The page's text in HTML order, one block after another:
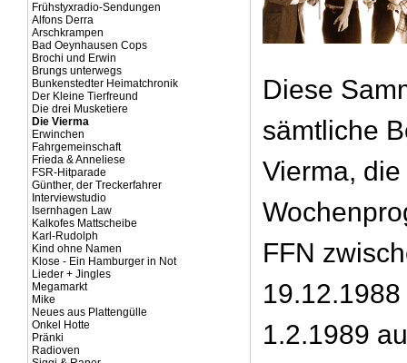
Frühstyxradio-Sendungen
Alfons Derra
Arschkrampen
Bad Oeynhausen Cops
Brochi und Erwin
Brungs unterwegs
Bunkenstedter Heimatchronik
Der Kleine Tierfreund
Die drei Musketiere
Die Vierma
Erwinchen
Fahrgemeinschaft
Frieda & Anneliese
FSR-Hitparade
Günther, der Treckerfahrer
Interviewstudio
Isernhagen Law
Kalkofes Mattscheibe
Karl-Rudolph
Kind ohne Namen
Klose - Ein Hamburger in Not
Lieder + Jingles
Megamarkt
Mike
Neues aus Plattengülle
Onkel Hotte
Pränki
Radioven
Diese
sämtliche
Vierma, die
FFN
1.2.1989